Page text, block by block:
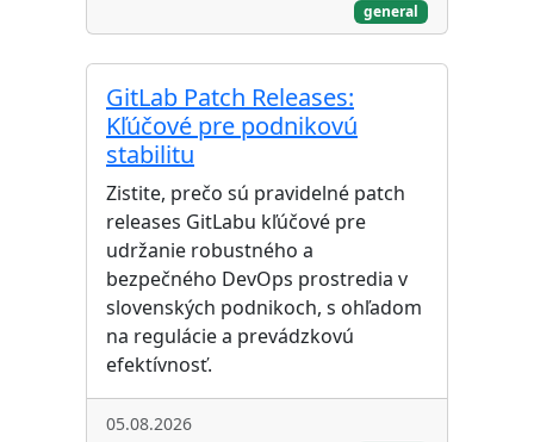
general
GitLab Patch Releases:
Kľúčové pre podnikovú
stabilitu
Zistite, prečo sú pravidelné patch
releases GitLabu kľúčové pre
udržanie robustného a
bezpečného DevOps prostredia v
slovenských podnikoch, s ohľadom
na regulácie a prevádzkovú
efektívnosť.
05.08.2026